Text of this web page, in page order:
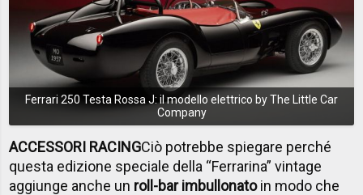
Ferrari 250 Testa Rossa J: il modello elettrico by The Little Car
Company
ACCESSORI RACINGCiò potrebbe spiegare perché
questa edizione speciale della “Ferrarina” vintage
aggiunge anche un roll-bar imbullonatoin modo che